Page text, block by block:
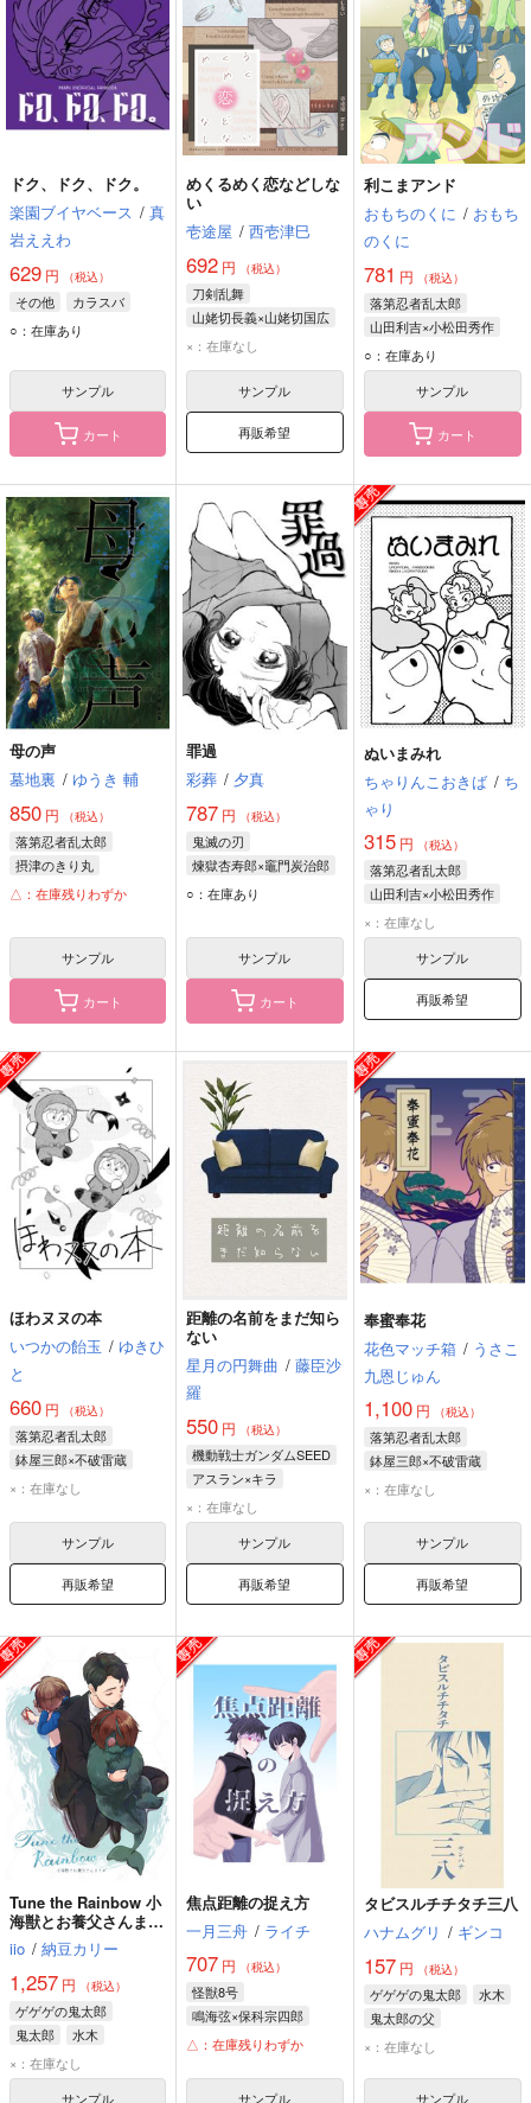
ドク、ドク、ドク。
楽園ブイヤベース / 真
岩ええわ
629 円 （税込）
その他
カラスバ
○：在庫あり
サンプル
カート
めくるめく恋などしな
い
壱途屋 / 西壱津巳
692 円 （税込）
刀剣乱舞
山姥切長義×山姥切国広
山姥切長義
×：在庫なし
サンプル
再販希望
利こまアンド
おもちのくに / おもち
のくに
781 円 （税込）
落第忍者乱太郎
山田利吉×小松田秀作
山田利吉
○：在庫あり
サンプル
カート
母の声
墓地裏 / ゆうき 輔
850 円 （税込）
落第忍者乱太郎
摂津のきり丸
土井半助
△：在庫残りわずか
サンプル
カート
罪過
彩葬 / 夕真
787 円 （税込）
鬼滅の刃
煉獄杏寿郎×竈門炭治郎
煉獄杏寿郎
○：在庫あり
サンプル
カート
ぬいまみれ
ちゃりんこおきば / ち
ゃり
315円 （税込）
落第忍者乱太郎
山田利吉×小松田秀作
山田利吉
×：在庫なし
サンプル
再販希望
ほわヌヌの本
いつかの飴玉 / ゆきひ
と
660 円 （税込）
落第忍者乱太郎
鉢屋三郎×不破雷蔵
鉢屋三郎
×：在庫なし
サンプル
再販希望
距離の名前をまだ知ら
ない
星月の円舞曲 / 藤臣沙
羅
550 円 （税込）
機動戦士ガンダムSEED
アスラン×キラ
キラ・ヤマト
アスラン・ザラ
×：在庫なし
サンプル
再販希望
奉蜜奉花
花色マッチ箱 / うさこ
九恩じゅん
1,100円 （税込）
落第忍者乱太郎
鉢屋三郎×不破雷蔵
鉢屋三郎
×：在庫なし
サンプル
再販希望
Tune the Rainbow 小
海獣とお養父さんまと
め
iio / 納豆カリー
1,257 円 （税込）
ゲゲゲの鬼太郎
鬼太郎
水木
×：在庫なし
サンプル
焦点距離の捉え方
一月三舟 / ライチ
707 円 （税込）
怪獣8号
鳴海弦×保科宗四郎
鳴海弦
保科宗四郎
△：在庫残りわずか
サンプル
タビスルチチタチ三八
ハナムグリ / ギンコ
157円 （税込）
ゲゲゲの鬼太郎
水木
鬼太郎の父
×：在庫なし
サンプル